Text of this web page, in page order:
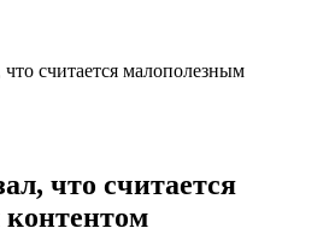
что считается малополезным
что считается